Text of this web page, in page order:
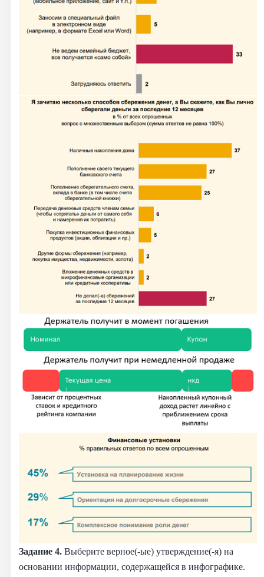
Задание 4. Выберите верное(-ые) утверждение(-я) на
основании информации, содержащейся в инфографике.